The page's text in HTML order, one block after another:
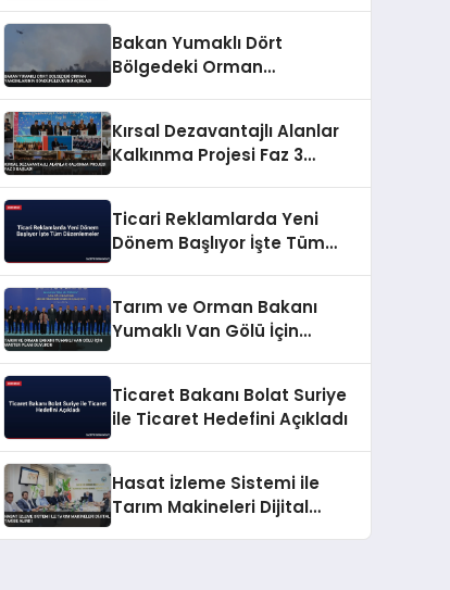
Bakan Yumaklı Dört
Bölgedeki Orman
Kırsal Dezavantajlı Alanlar
Kalkınma Projesi Faz 3
Ticari Reklamlarda Yeni
Dönem Başlıyor İşte Tüm
Tarım ve Orman Bakanı
Yumaklı Van Gölü İçin
Ticaret Bakanı Bolat Suriye
ile Ticaret Hedefini Açıkladı
Hasat İzleme Sistemi ile
Tarım Makineleri Dijital